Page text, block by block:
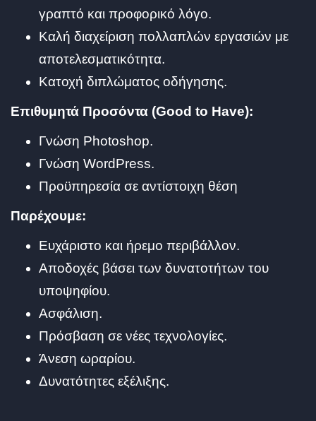
γραπτό και προφορικό λόγο.
Καλή διαχείριση πολλαπλών εργασιών με
αποτελεσματικότητα.
Κατοχή διπλώματος οδήγησης.
Επιθυμητά Προσόντα (Good to Have):
Γνώση Photoshop.
Γνώση WordPress.
Προϋπηρεσία σε αντίστοιχη θέση
Παρέχουμε:
Ευχάριστο και ήρεμο περιβάλλον.
Αποδοχές βάσει των δυνατοτήτων του
υποψηφίου.
Ασφάλιση.
Πρόσβαση σε νέες τεχνολογίες.
Άνεση ωραρίου.
Δυνατότητες εξέλιξης.